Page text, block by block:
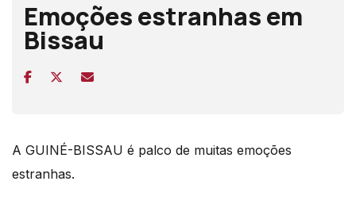
Emoções estranhas em
Bissau
A GUINÉ-BISSAU é palco de muitas emoções
estranhas.